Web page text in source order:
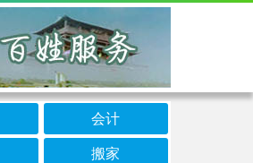
会计
搬家